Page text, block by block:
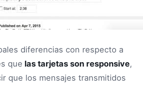
diferencias con respecto a
que las tarjetas son responsive,
que los mensajes transmitidos